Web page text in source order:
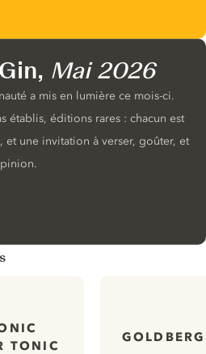
Mai 2026
a mis en lumière ce mois-ci.
établis, éditions rares : chacun est
et une invitation à verser, goûter, et
TONIC